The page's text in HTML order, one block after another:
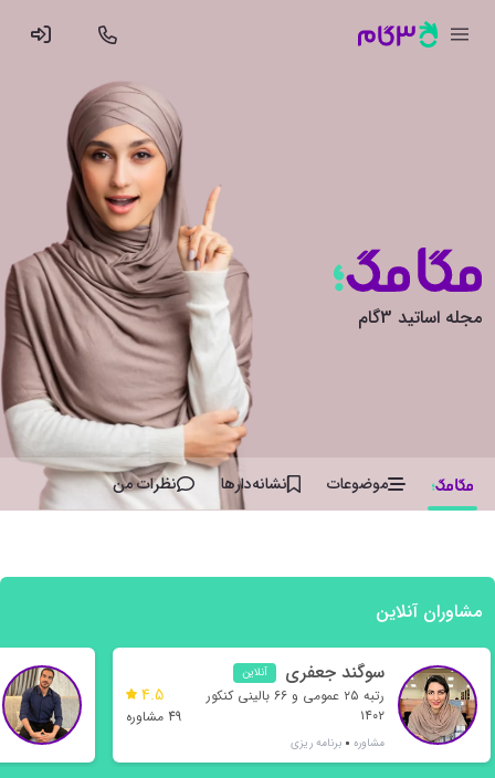
مجله اساتید 3گام
موضوعات نشانه‌دار‌ها نظرات من
مشاوران آنلاین
سوگند جعفری آنلاین
رتبه ۲۵ عمومی و ۶۶ بالینی کنکور
۱۴۰۲
مشاوره برنامه ریزی
4.5
49 مشاوره